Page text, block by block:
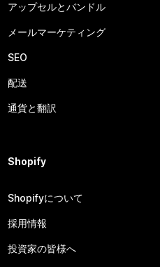
アップセルとバンドル
メールマーケティング
SEO
配送
通貨と翻訳
Shopify
Shopifyについて
採用情報
投資家の皆様へ